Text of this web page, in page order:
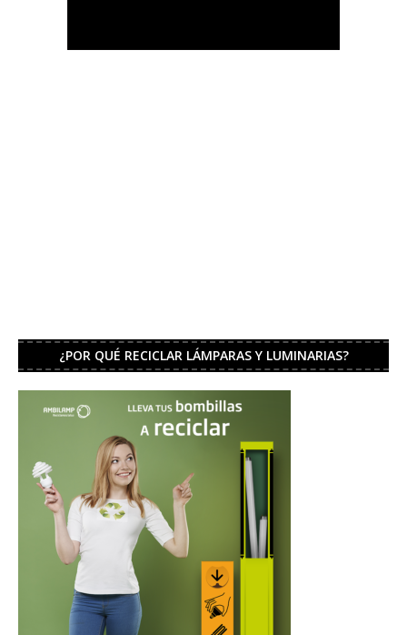
¿POR QUÉ RECICLAR LÁMPARAS Y LUMINARIAS?